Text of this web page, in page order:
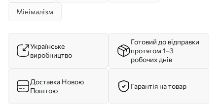
Мінімалізм
Українське
виробництво
Готовий до відправки
протягом 1–3
робочих днів
Доставка Новою
Поштою
Гарантія на товар